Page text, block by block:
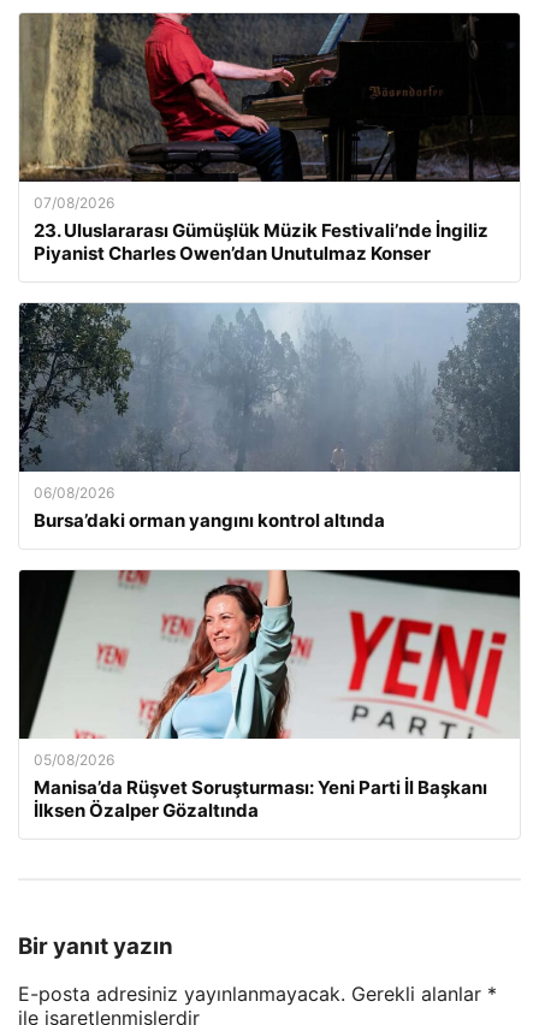
07/08/2026
23. Uluslararası Gümüşlük Müzik Festivali’nde İngiliz
Piyanist Charles Owen’dan Unutulmaz Konser
06/08/2026
Bursa’daki orman yangını kontrol altında
05/08/2026
Manisa’da Rüşvet Soruşturması: Yeni Parti İl Başkanı
İlksen Özalper Gözaltında
Bir yanıt yazın
E-posta adresiniz yayınlanmayacak. Gerekli alanlar *
ile işaretlenmişlerdir